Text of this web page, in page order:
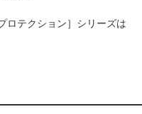
ロテクション］シリーズは